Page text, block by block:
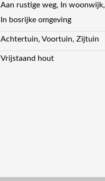
Aan rustige weg, In woonwijk,
In bosrijke omgeving
Achtertuin, Voortuin, Zijtuin
Vrijstaand hout